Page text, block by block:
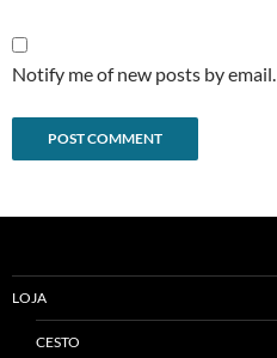
Notify me of new posts by email.
LOJA
CESTO